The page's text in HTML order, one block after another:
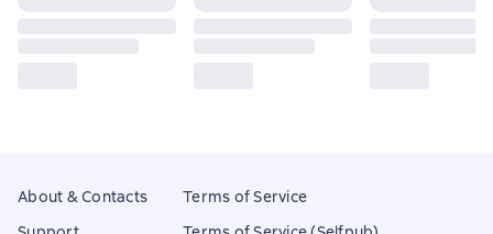
About & Contacts
Terms of Service